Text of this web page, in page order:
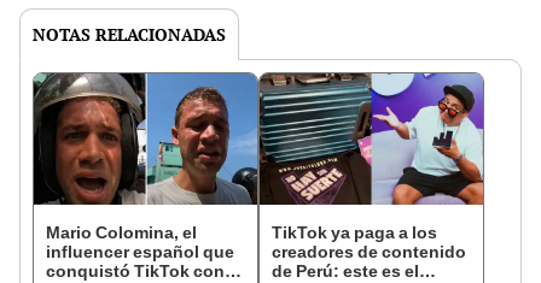
NOTAS RELACIONADAS
Mario Colomina, el
influencer español que
conquistó TikTok con
TikTok ya paga a los
creadores de contenido
de Perú: este es el